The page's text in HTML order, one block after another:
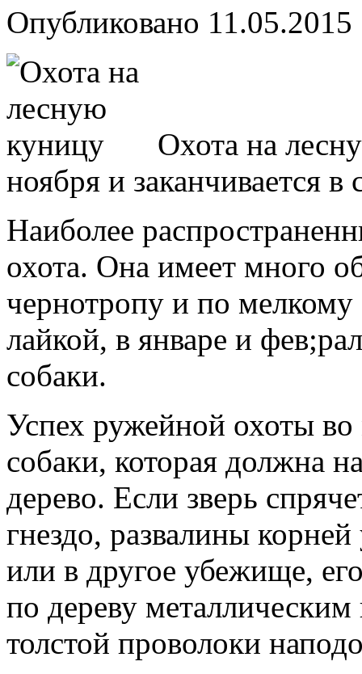
Опубликовано 11.05.2015
Охота на
ноября и заканчивается
Наиболее
охота. Она имеет много
чернотропу и по мелкому
лайкой, в январе и
собаки.
Успех ружейной охоты
собаки, которая должна
дерево. Если зверь
гнездо, развалины
или в другое убежище,
по дереву
толстой проволоки